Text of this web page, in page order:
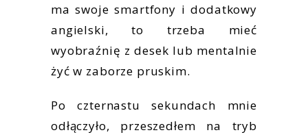
ma swoje smartfony i dodatkowy
angielski, to trzeba mieć
wyobraźnię z desek lub mentalnie
żyć w zaborze pruskim.
Po czternastu sekundach mnie
odłączyło, przeszedłem na tryb